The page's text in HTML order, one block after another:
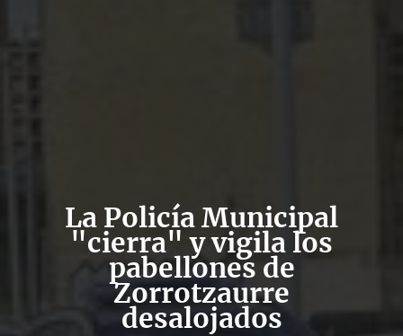
La Policía Municipal
"cierra" y vigila los
pabellones de
Zorrotzaurre
desalojados